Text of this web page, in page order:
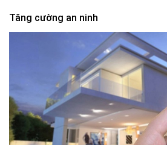
Tăng cường an ninh